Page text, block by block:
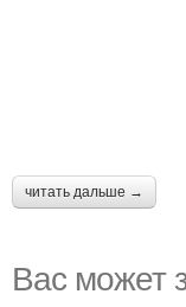
читать дальше →
Вас может